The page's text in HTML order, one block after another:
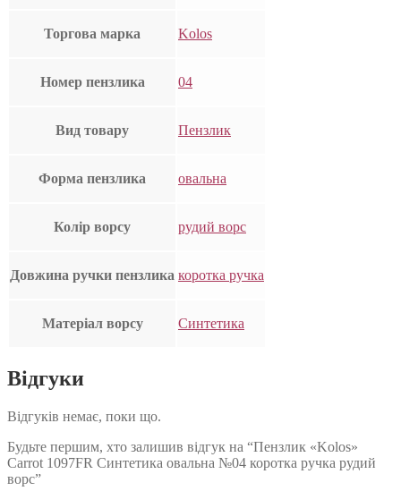
Торгова марка Kolos
Номер пензлика 04
Вид товару Пензлик
Форма пензлика овальна
Колір ворсу рудий ворс
Довжина ручки пензлика коротка ручка
Матеріал ворсу Синтетика
Відгуки
Відгуків немає, поки що.
Будьте першим, хто залишив відгук на “Пензлик «Kolos»
Carrot 1097FR Синтетика овальна №04 коротка ручка рудий
ворс”